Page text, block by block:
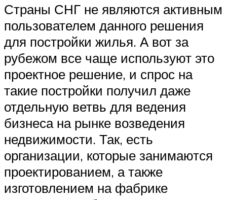
Страны СНГ не являются активным
пользователем данного решения
для постройки жилья. А вот за
рубежом все чаще используют это
проектное решение, и спрос на
такие постройки получил даже
отдельную ветвь для ведения
бизнеса на рынке возведения
недвижимости. Так, есть
организации, которые занимаются
проектированием, а также
изготовлением на фабрике